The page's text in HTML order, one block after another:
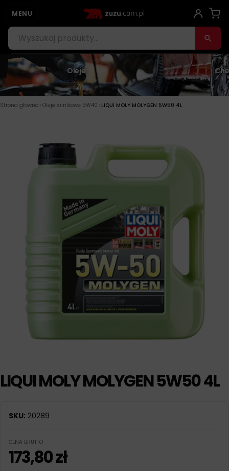
MENU
Oleje
Strona główna › Oleje silnikowe 5W40 › LIQUI MOLY MOLYGEN 5W50 4L
LIQUI MOLY MOLYGEN 5W50 4L
SKU: 20289
CENA BRUTTO
173,80zł